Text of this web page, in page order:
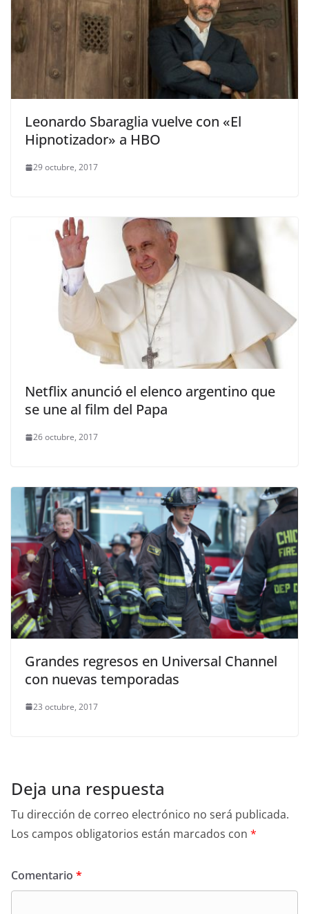
Leonardo Sbaraglia vuelve con «El
Hipnotizador» a HBO
29 octubre, 2017
Netflix anunció el elenco argentino que
se une al film del Papa
26 octubre, 2017
Grandes regresos en Universal Channel
con nuevas temporadas
23 octubre, 2017
Deja una respuesta
Tu dirección de correo electrónico no será publicada.
Los campos obligatorios están marcados con *
Comentario *